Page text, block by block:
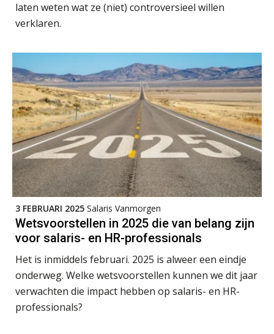
laten weten wat ze (niet) controversieel willen
verklaren.
3 FEBRUARI 2025 Salaris Vanmorgen
Wetsvoorstellen in 2025 die van belang zijn
voor salaris- en HR-professionals
Het is inmiddels februari. 2025 is alweer een eindje
onderweg. Welke wetsvoorstellen kunnen we dit jaar
verwachten die impact hebben op salaris- en HR-
professionals?
26
27
AUG
Summercourse Impact en invloed van AI op de salarisverwerking (verdieping)
MOCuitgevers
28
AUG
Online Vakopleiding Payroll Services (VPS)
MOCuitgevers
28
AUG
Opfriscursus VPS (NIRPA PE)
Markus Verbeek Praehep
31
AUG
Praktijkdiploma Loonadministratie (PDL®)
Markus Verbeek Praehep
SEP
Cursus Van salarisadministrateur naar beloningsadviseur (basis)
MOCuitgevers